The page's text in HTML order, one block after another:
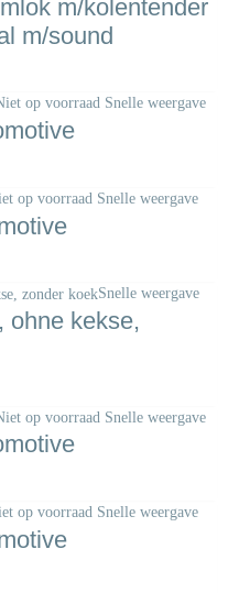
m/kolentender
m/sound
op voorraad Snelle weergave
op voorraad Snelle weergave
Snelle weergave
ohne kekse,
op voorraad Snelle weergave
op voorraad Snelle weergave